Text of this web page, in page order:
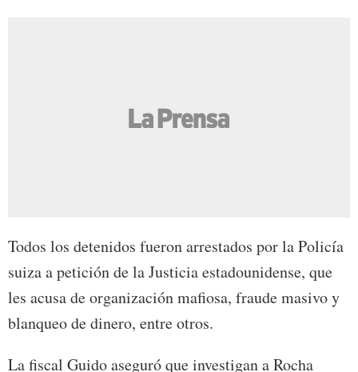
Todos los detenidos fueron arrestados por la Policía
suiza a petición de la Justicia estadounidense, que
les acusa de organización mafiosa, fraude masivo y
blanqueo de dinero, entre otros.
La fiscal Guido aseguró que investigan a Rocha